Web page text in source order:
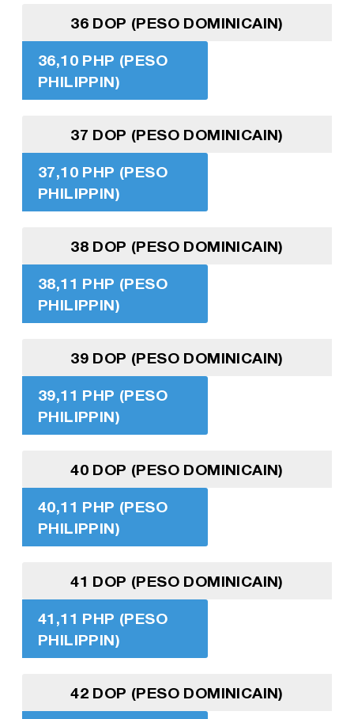
36 DOP (PESO DOMINICAIN)
36,10 PHP (PESO
PHILIPPIN)
37 DOP (PESO DOMINICAIN)
37,10 PHP (PESO
PHILIPPIN)
38 DOP (PESO DOMINICAIN)
38,11 PHP (PESO
PHILIPPIN)
39 DOP (PESO DOMINICAIN)
39,11 PHP (PESO
PHILIPPIN)
40 DOP (PESO DOMINICAIN)
40,11 PHP (PESO
PHILIPPIN)
41 DOP (PESO DOMINICAIN)
41,11 PHP (PESO
PHILIPPIN)
42 DOP (PESO DOMINICAIN)